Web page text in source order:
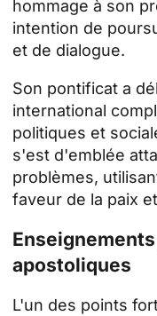
hommage à son
intention de
et de dialogue.
Son pontificat a
international
politiques et
s'est d'emblée
problèmes,
faveur de la paix
apostoliques
L'un des points